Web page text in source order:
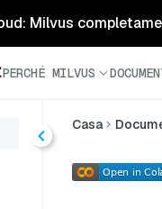
Milvus
PERCHÉ MILVUS
Casa